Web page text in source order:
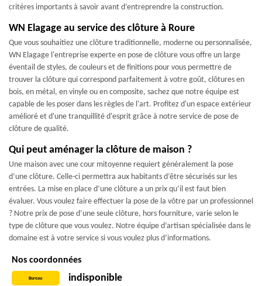
critères importants à savoir avant d’entreprendre la construction.
WN Elagage au service des clôture à Roure
Que vous souhaitiez une clôture traditionnelle, moderne ou personnalisée,
WN Elagage l'entreprise experte en pose de clôture vous offre un large
éventail de styles, de couleurs et de finitions pour vous permettre de
trouver la clôture qui correspond parfaitement à votre goût, clôtures en
bois, en métal, en vinyle ou en composite, sachez que notre équipe est
capable de les poser dans les règles de l'art. Profitez d'un espace extérieur
amélioré et d'une tranquillité d'esprit grâce à notre service de pose de
clôture de qualité.
Qui peut aménager la clôture de maison ?
Une maison avec une cour mitoyenne requiert généralement la pose
d’une clôture. Celle-ci permettra aux habitants d’être sécurisés sur les
entrées. La mise en place d’une clôture a un prix qu’il est faut bien
évaluer. Vous voulez faire effectuer la pose de la vôtre par un professionnel
? Notre prix de pose d’une seule clôture, hors fourniture, varie selon le
type de clôture que vous voulez. Notre équipe d’artisan spécialisée dans le
domaine est à votre service si vous voulez plus d’informations.
Nos coordonnées
Bureau indisponible